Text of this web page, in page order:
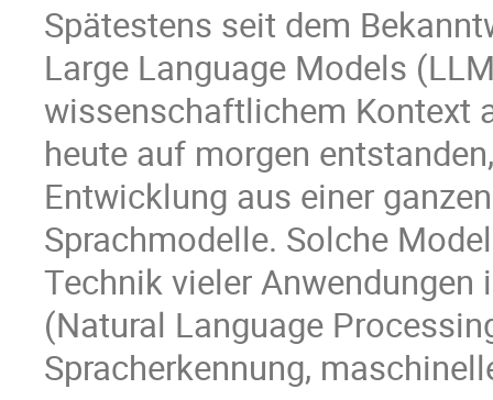
Spätestens seit dem
Large Language Models
wissenschaftlichem Kontext
heute auf morgen
Entwicklung aus einer
Sprachmodelle. Solche
Technik vieler Anwendungen
(Natural Language
Spracherkennung,